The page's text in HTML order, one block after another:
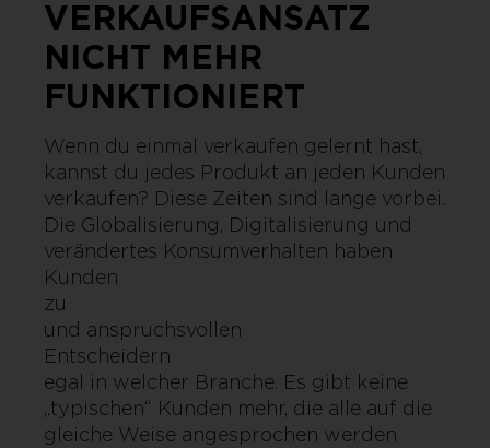
VERKAUFSANSATZ
NICHT MEHR
FUNKTIONIERT
Wenn du einmal verkaufen gelernt hast,
kannst du jedes Produkt an jeden Kunden
verkaufen? Diese Zeiten sind lange vorbei.
Die Globalisierung, Digitalisierung und
verändertes Konsumverhalten haben
Kunden
zu
und anspruchsvollen
Entscheidern
egal in welcher Branche. Es gibt keine
„typischen“ Kunden mehr, die alle auf die
gleiche Weise angesprochen werden